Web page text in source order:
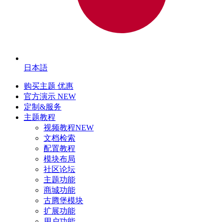
日本語
购买主题 优惠
官方演示 NEW
定制&服务
主题教程
视频教程NEW
文档检索
配置教程
模块布局
社区论坛
主题功能
商城功能
古腾堡模块
扩展功能